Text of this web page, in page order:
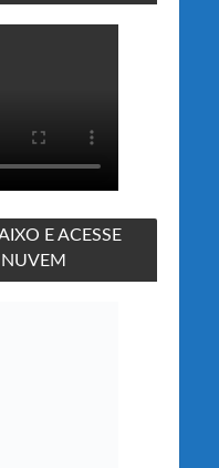
E ACESSE